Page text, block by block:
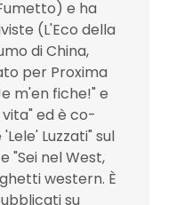
e ha
(L'Eco della
di China,
per Proxima
m'en fiche!" e
ed è co-
Luzzati" sul
"Sei nel West,
western. È
su